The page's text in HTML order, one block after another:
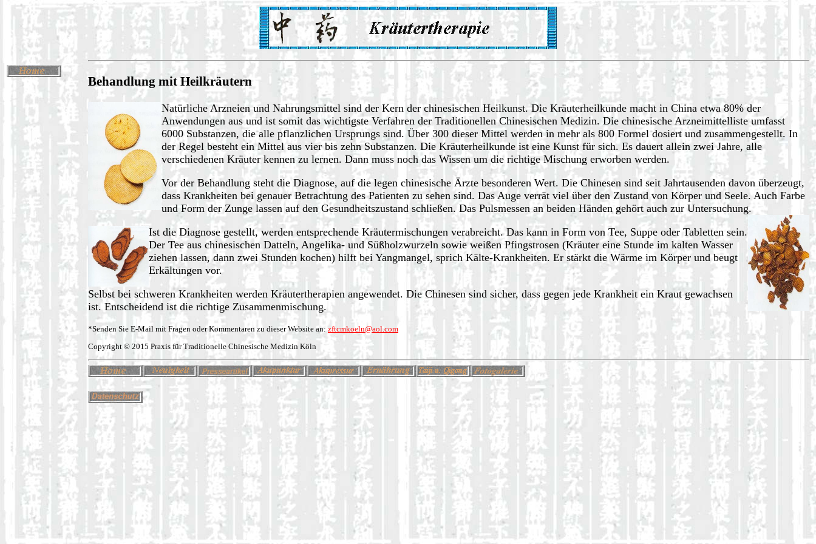
Behandlung mit Heilkräutern
Natürliche Arzneien und Nahrungsmittel sind der Kern der chinesischen Heilkunst. Die Kräuterheilkunde macht in China etwa 80% der
Anwendungen aus und ist somit das wichtigste Verfahren der Traditionellen Chinesischen Medizin. Die chinesische Arzneimittelliste umfasst
6000 Substanzen, die alle pflanzlichen Ursprungs sind. Über 300 dieser Mittel werden in mehr als 800 Formel dosiert und zusammengestellt. In
der Regel besteht ein Mittel aus vier bis zehn Substanzen. Die Kräuterheilkunde ist eine Kunst für sich. Es dauert allein zwei Jahre, alle
verschiedenen Kräuter kennen zu lernen. Dann muss noch das Wissen um die richtige Mischung erworben werden.
Vor der Behandlung steht die Diagnose, auf die legen chinesische Ärzte besonderen Wert. Die Chinesen sind seit Jahrtausenden davon überzeugt,
dass Krankheiten bei genauer Betrachtung des Patienten zu sehen sind. Das Auge verrät viel über den Zustand von Körper und Seele. Auch Farbe
und Form der Zunge lassen auf den Gesundheitszustand schließen. Das Pulsmessen an beiden Händen gehört auch zur Untersuchung.
Ist die Diagnose gestellt, werden entsprechende Kräutermischungen verabreicht. Das kann in Form von Tee, Suppe oder Tabletten sein.
Der Tee aus chinesischen Datteln, Angelika- und Süßholzwurzeln sowie weißen Pfingstrosen (Kräuter eine Stunde im kalten Wasser
ziehen lassen, dann zwei Stunden kochen) hilft bei Yangmangel, sprich Kälte-Krankheiten. Er stärkt die Wärme im Körper und beugt
Erkältungen vor.
Selbst bei schweren Krankheiten werden Kräutertherapien angewendet. Die Chinesen sind sicher, dass gegen jede Krankheit ein Kraut gewachsen
ist. Entscheidend ist die richtige Zusammenmischung.
*Senden Sie E-Mail mit Fragen oder Kommentaren zu dieser Website an: zftcmkoeln@aol.com
Copyright © 2015 Praxis für Traditionelle Chinesische Medizin Köln